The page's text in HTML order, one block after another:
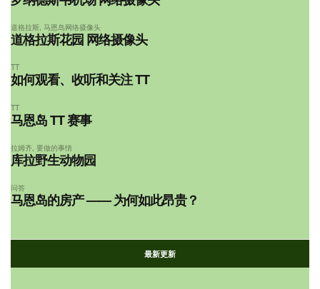
道格拉斯, 马恩岛网络摄像头
道格拉斯花园 网络摄像头
TT
如何观看、收听和关注 TT
TT
马恩岛 TT 赛事
拉姆齐 要做的事情
库拉野生动物园
问答
马恩岛的房产 —— 为何如此昂贵？
最新更新